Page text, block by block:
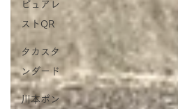
ピュアレ
ストQR
タカスタ
ンダード
川本ポン